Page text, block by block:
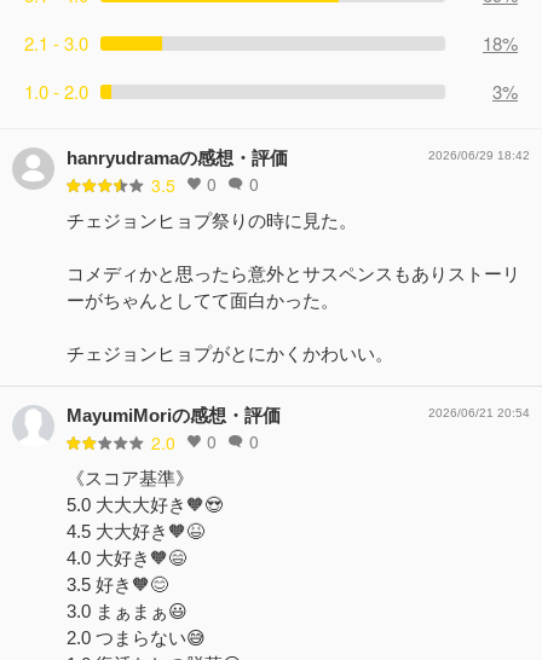
2.1 - 3.0
18%
1.0 - 2.0
3%
hanryudramaの感想・評価
3.5 0 0
2026/06/29 18:42
チェジョンヒョプ祭りの時に見た。
コメディかと思ったら意外とサスペンスもありストーリ
ーがちゃんとしてて面白かった。
チェジョンヒョプがとにかくかわいい。
MayumiMoriの感想・評価
2.0 0 0
2026/06/21 20:54
《スコア基準》
5.0 大大大好き🧡😍
4.5 大大好き🧡😆
4.0 大好き🧡😄
3.5 好き🧡😊
3.0 まぁまぁ😃
2.0 つまらない😅